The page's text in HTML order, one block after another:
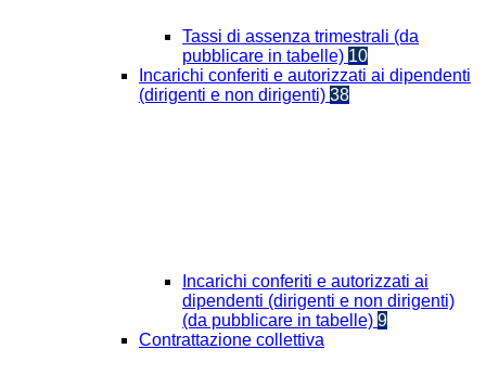
Tassi di assenza trimestrali (da
pubblicare in tabelle) 10
Incarichi conferiti e autorizzati ai dipendenti
(dirigenti e non dirigenti) 38
Incarichi conferiti e autorizzati ai
dipendenti (dirigenti e non dirigenti)
(da pubblicare in tabelle) 9
Contrattazione collettiva